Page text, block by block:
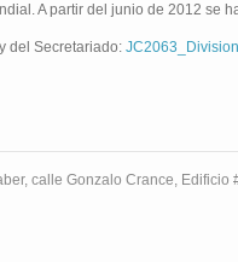
A partir del junio de 2012 se
del Secretariado:
calle Gonzalo Crance,